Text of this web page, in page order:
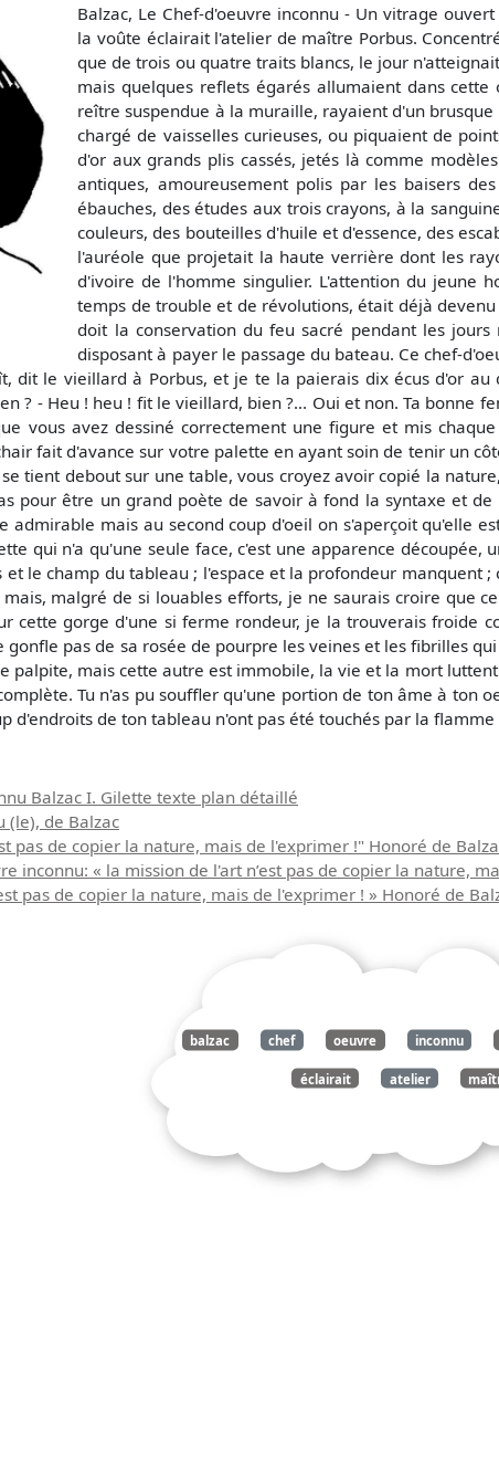
Balzac, Le Chef-d'oeuvre inconnu - Un vitrage
la voûte éclairait l'atelier de maître Porbus.
que de trois ou quatre traits blancs, le jour
mais quelques reflets égarés allumaient dans
reître suspendue à la muraille, rayaient d'un
chargé de vaisselles curieuses, ou piquaient de
d'or aux grands plis cassés, jetés là comme
antiques, amoureusement polis par les baisers
ébauches, des études aux trois crayons, à la
couleurs, des bouteilles d'huile et d'essence, des
l'auréole que projetait la haute verrière dont les
d'ivoire de l'homme singulier. L'attention du jeune
temps de trouble et de révolutions, était déjà
doit la conservation du feu sacré pendant les
disposant à payer le passage du bateau. Ce chef-
dit le vieillard à Porbus, et je te la paierais dix écus d'or
? - Heu ! heu ! fit le vieillard, bien ?... Oui et non. Ta bonne
vous avez dessiné correctement une figure et mis
fait d'avance sur votre palette en ayant soin de tenir un
tient debout sur une table, vous croyez avoir copié la
pour être un grand poète de savoir à fond la syntaxe et
admirable mais au second coup d'oeil on s'aperçoit qu'elle
qui n'a qu'une seule face, c'est une apparence
et le champ du tableau ; l'espace et la profondeur
malgré de si louables efforts, je ne saurais croire que
cette gorge d'une si ferme rondeur, je la trouverais froide
gonfle pas de sa rosée de pourpre les veines et les fibrilles
palpite, mais cette autre est immobile, la vie et la mort
Tu n'as pu souffler qu'une portion de ton âme à ton
d'endroits de ton tableau n'ont pas été touchés par la flamme
Balzac I. Gilette texte plan détaillé
(le), de Balzac
pas de copier la nature, mais de l'exprimer !" Honoré de
inconnu: « la mission de l'art n’est pas de copier la nature,
pas de copier la nature, mais de l'exprimer ! » Honoré de
balzac chef oeuvre inconnu
éclairait atelier